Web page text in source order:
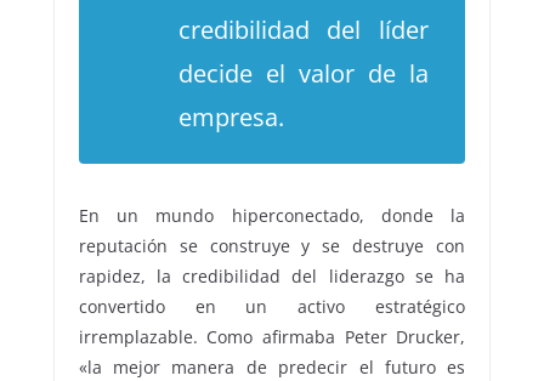
credibilidad del líder
decide el valor de la
empresa.
En un mundo hiperconectado, donde la
reputación se construye y se destruye con
rapidez, la credibilidad del liderazgo se ha
convertido en un activo estratégico
irremplazable. Como afirmaba Peter Drucker,
«la mejor manera de predecir el futuro es